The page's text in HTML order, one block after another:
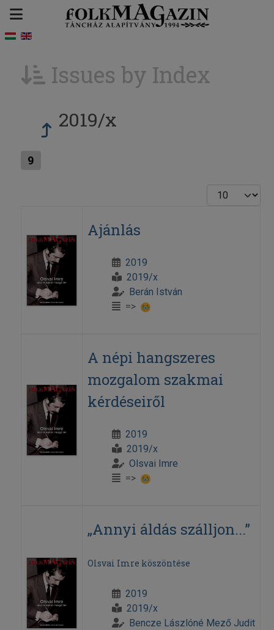
Issues by Index
2019/x
9
Display #
Ajánlás
2019
2019/x
Berán István
=>
A népi hangszeres
mozgalom szakmai
kérdéseiről
2019
2019/x
Olsvai Imre
=>
„Annyi áldás szálljon...”
Olsvai Imre köszöntése
2019
2019/x
Bencze Lászlóné Mező Judit